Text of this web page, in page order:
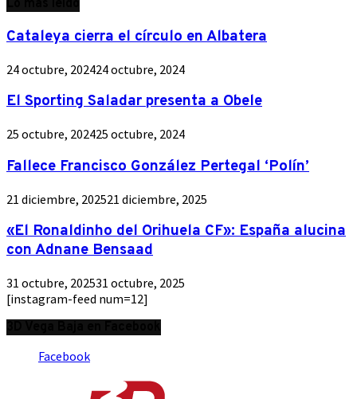
Cataleya cierra el círculo en Albatera
24 octubre, 202424 octubre, 2024
El Sporting Saladar presenta a Obele
25 octubre, 202425 octubre, 2024
Fallece Francisco González Pertegal ‘Polín’
21 diciembre, 202521 diciembre, 2025
«El Ronaldinho del Orihuela CF»: España alucina
con Adnane Bensaad
31 octubre, 202531 octubre, 2025
[instagram-feed num=12]
Facebook